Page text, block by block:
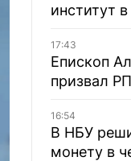
институт
17:43
Епископ
призвал
16:54
В НБУ
монету в